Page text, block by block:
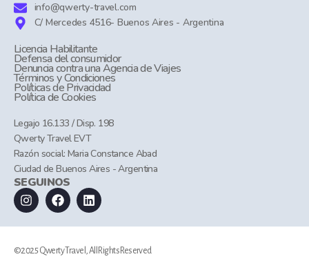
info@qwerty-travel.com
C/ Mercedes 4516- Buenos Aires - Argentina
Licencia Habilitante
Defensa del consumidor
Denuncia contra una Agencia de Viajes
Términos y Condiciones
Políticas de Privacidad
Política de Cookies
Legajo 16.133 / Disp. 198
Qwerty Travel EVT
Razón social: Maria Constance Abad
Ciudad de Buenos Aires - Argentina
SEGUINOS
©2025 Qwerty Travel, All Rights Reserved